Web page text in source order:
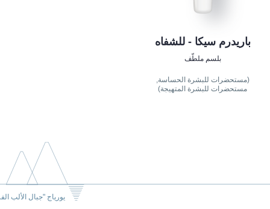
باريدرم سيكا - للشفاه
بلسم ملطّف
(مستحضرات للبشرة الحساسة,
مستحضرات للبشرة المتهيجة)
يورياج "جبال الألب